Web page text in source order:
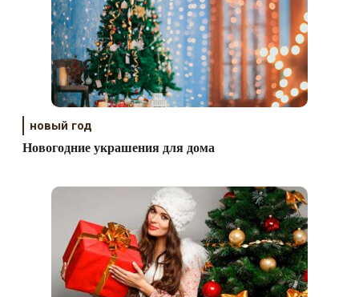
новый год
Новогодние украшения для дома